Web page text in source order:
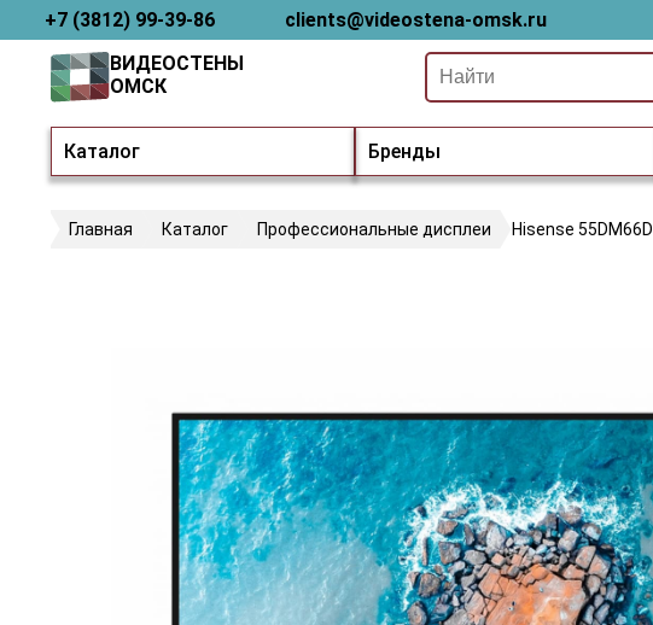
+7 (3812) 99-39-86 clients@videostena-omsk.ru
Каталог Бренды
ВИДЕОСТЕНЫ
ОМСК
Главная Каталог Профессиональные дисплеи Hisense 55DM66D